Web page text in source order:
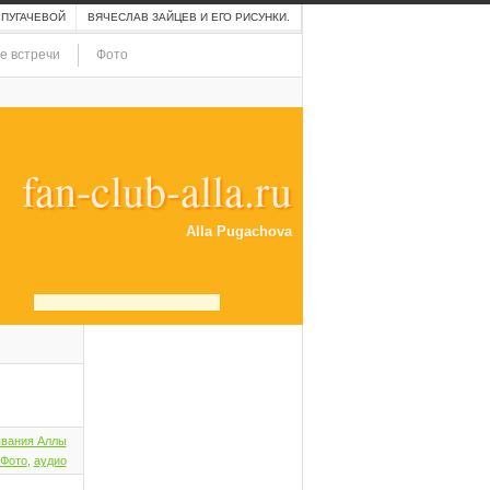
fan-club-alla.ru
Alla Pugachova
ВЯЧЕСЛАВ ЗАЙЦЕВ И ЕГО РИСУНКИ.
встречи Фото
Аллы
Фото, аудио